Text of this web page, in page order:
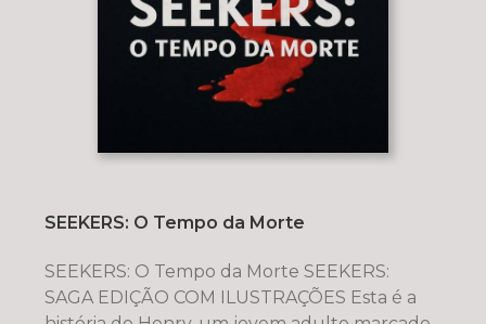
SEEKERS: O Tempo da Morte
SEEKERS: O Tempo da Morte SEEKERS:
SAGA EDIÇÃO COM ILUSTRAÇÕES Esta é a